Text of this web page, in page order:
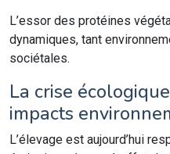
L’essor des protéines
dynamiques, tant
sociétales.
La crise
impacts
L’élevage est aujourd’hui